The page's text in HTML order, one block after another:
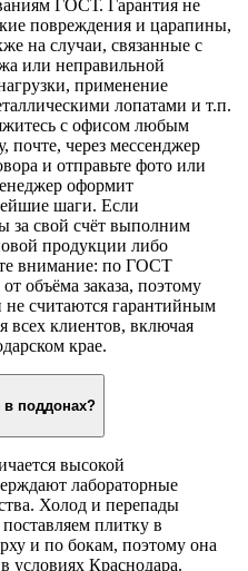
ГОСТ. Гарантия не
повреждения и царапины,
на случаи, связанные с
или неправильной
применение
лопатами и т.п.
с офисом любым
почте, через мессенджер
и отправьте фото или
оформит
шаги. Если
за свой счёт выполним
продукции либо
внимание: по ГОСТ
объёма заказа, поэтому
считаются гарантийным
всех клиентов, включая
крае.
в поддонах?
высокой
лабораторные
Холод и перепады
плитку в
и по бокам, поэтому она
условиях Краснодара.